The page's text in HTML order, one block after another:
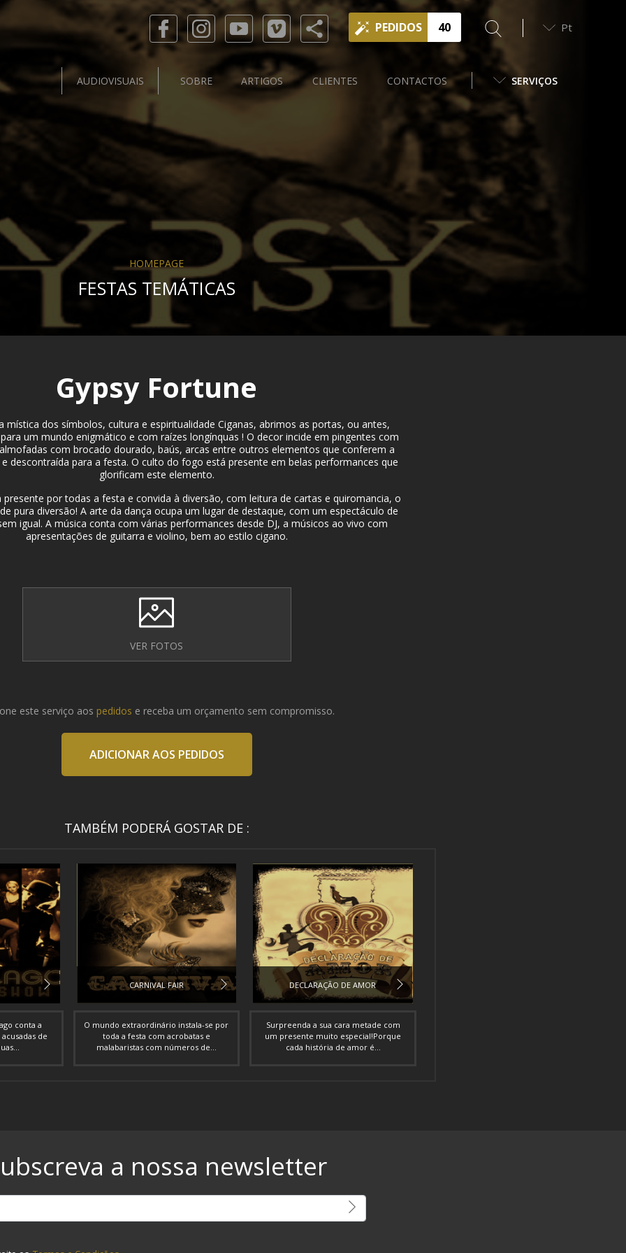
PEDIDOS 40 Pt
AUDIOVISUAIS SOBRE ARTIGOS CLIENTES CONTACTOS SERVIÇOS
HOMEPAGE
FESTAS TEMÁTICAS
Gypsy Fortune
mística dos símbolos, cultura e espiritualidade Ciganas, abrimos as portas, ou antes,
um mundo enigmático e com raízes longínquas ! O decor incide em pingentes com
com brocado dourado, baús, arcas entre outros elementos que conferem a
descontraída para a festa. O culto do fogo está presente em belas performances que
glorificam este elemento.
por todas a festa e convida à diversão, com leitura de cartas e quiromancia, o
pura diversão! A arte da dança ocupa um lugar de destaque, com um espectáculo de
igual. A música conta com várias performances desde DJ, a músicos ao vivo com
apresentações de guitarra e violino, bem ao estilo cigano.
VER FOTOS
este serviço aos pedidos e receba um orçamento sem compromisso.
ADICIONAR AOS PEDIDOS
TAMBÉM PODERÁ GOSTAR DE :
conta a
de
CARNIVAL FAIR
O mundo extraordinário instala-se por
toda a festa com acrobatas e
malabaristas com números de...
DECLARAÇÃO DE AMOR
Surpreenda a sua cara metade com
um presente muito especial!Porque
cada história de amor é...
a nossa newsletter